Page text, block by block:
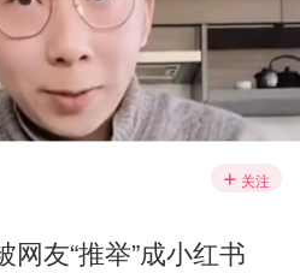
关注
友“推举”成小红书